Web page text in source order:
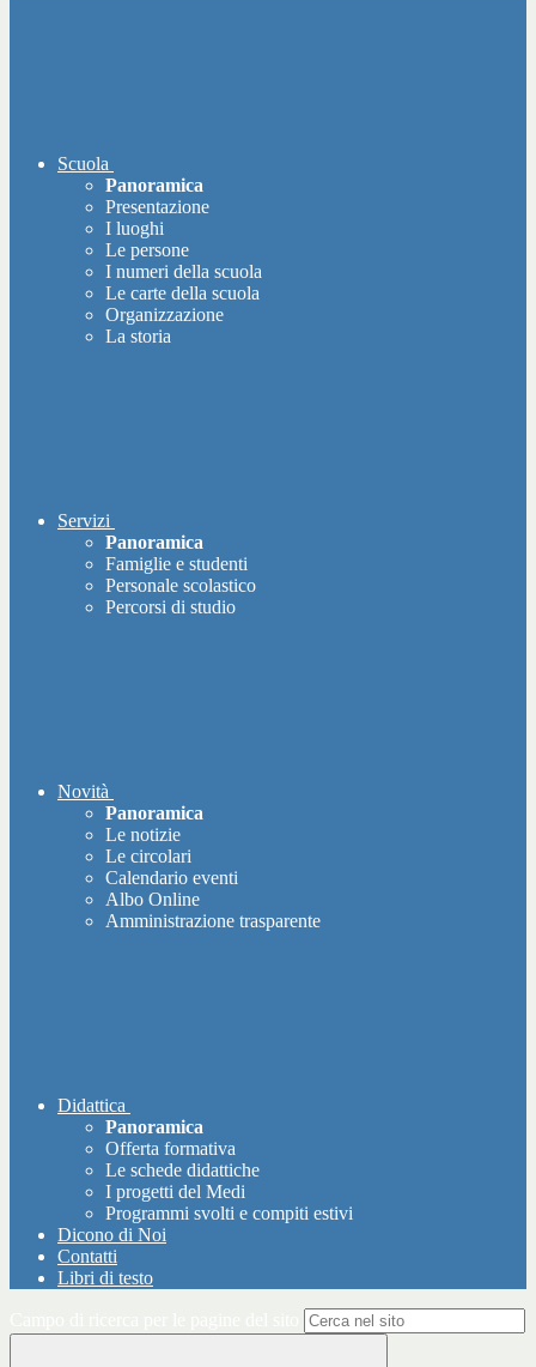
Scuola
Panoramica
Presentazione
I luoghi
Le persone
I numeri della scuola
Le carte della scuola
Organizzazione
La storia
Servizi
Panoramica
Famiglie e studenti
Personale scolastico
Percorsi di studio
Novità
Panoramica
Le notizie
Le circolari
Calendario eventi
Albo Online
Amministrazione trasparente
Didattica
Panoramica
Offerta formativa
Le schede didattiche
I progetti del Medi
Programmi svolti e compiti estivi
Dicono di Noi
Contatti
Libri di testo